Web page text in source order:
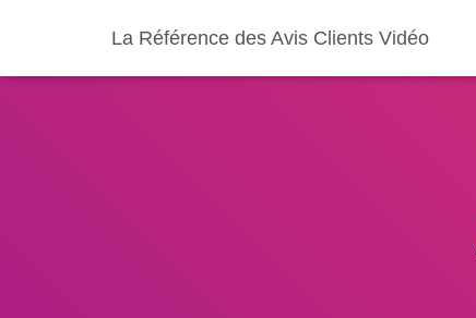
La Référence des Avis Clients Vidéo